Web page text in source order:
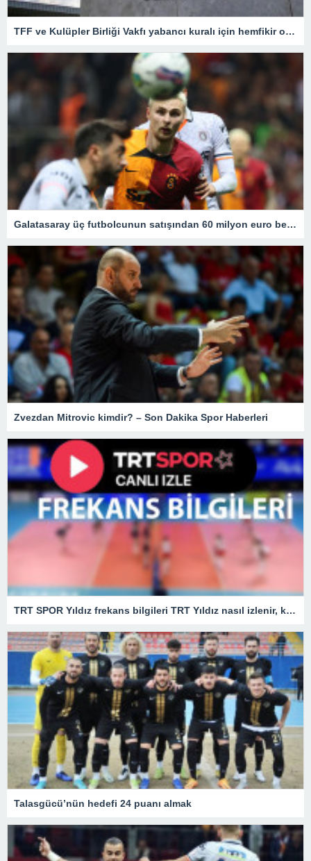
TFF ve Kulüpler Birliği Vakfı yabancı kuralı için hemfikir oldu! Kritik toplantıdan önemli kararlar çıktı
Galatasaray üç futbolcunun satışından 60 milyon euro bekliyor
Zvezdan Mitrovic kimdir? – Son Dakika Spor Haberleri
TRT SPOR Yıldız frekans bilgileri TRT Yıldız nasıl izlenir, kaçıncı kanalda?
Talasgücü’nün hedefi 24 puanı almak